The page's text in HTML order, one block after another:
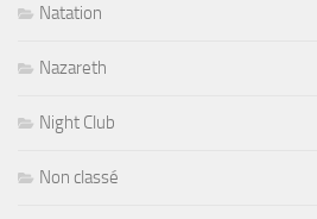
Natation
Nazareth
Night Club
Non classé